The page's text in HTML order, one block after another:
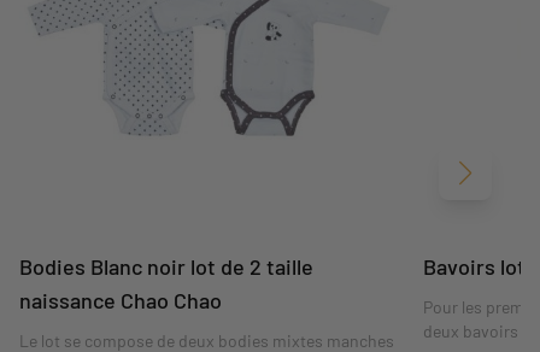
Bodies Blanc noir lot de 2 taille
naissance Chao Chao
Le lot se compose de deux bodies mixtes manches
Bavoirs lot
Pour les
deux bavoirs
Suivant